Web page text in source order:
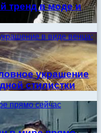
тренд в моде и
в виде венца:
украшение
стилистки
прямо сейчас